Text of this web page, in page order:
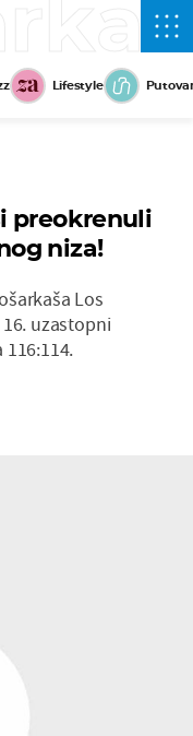
Lifestyle
preokrenuli
niza!
Los
uzastopni